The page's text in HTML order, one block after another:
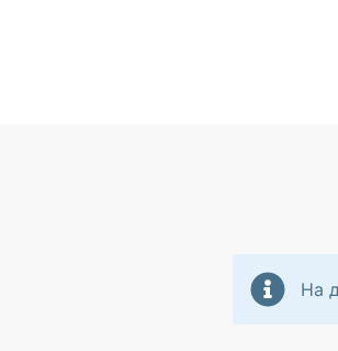
На